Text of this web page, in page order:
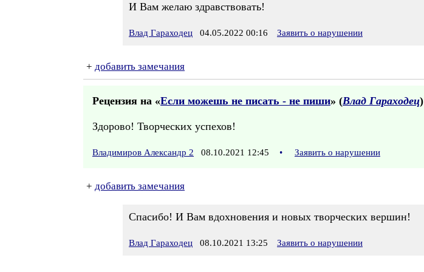
И Вам желаю здравствовать!
Влад Гараходец 04.05.2022 00:16 Заявить о нарушении
+ добавить замечания
Рецензия на «Если можешь не писать - не пиши» (Влад Гараходец)
Здорово! Творческих успехов!
Владимиров Александр 2 08.10.2021 12:45 • Заявить о нарушении
+ добавить замечания
Спасибо! И Вам вдохновения и новых творческих вершин!
Влад Гараходец 08.10.2021 13:25 Заявить о нарушении